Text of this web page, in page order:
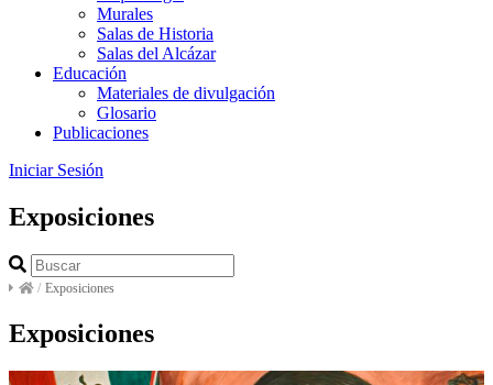
Murales
Salas de Historia
Salas del Alcázar
Educación
Materiales de divulgación
Glosario
Publicaciones
Iniciar Sesión
Exposiciones
/ Exposiciones
Exposiciones